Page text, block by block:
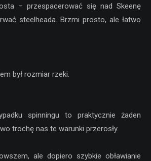
– przespacerować się nad Skeenę
steelheada. Brzmi prosto, ale łatwo
był rozmiar rzeki.
spinningu to praktycznie żaden
trochę nas te warunki przerosły.
ale dopiero szybkie obławianie